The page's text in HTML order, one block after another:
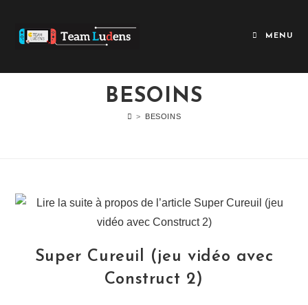
content
MENU
BESOINS
> BESOINS
Super Cureuil (jeu vidéo avec
Construct 2)